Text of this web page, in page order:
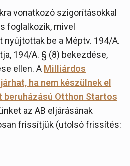
vonatkozó szigorításokkal
foglalkozik, mivel
nyújtottak be a Méptv. 194/A.
194/A. § (8) bekezdése,
ellen. A Milliárdos
ha nem készülnek el
beruházású Otthon Startos
az AB eljárásának
frissítjük (utolsó frissítés: